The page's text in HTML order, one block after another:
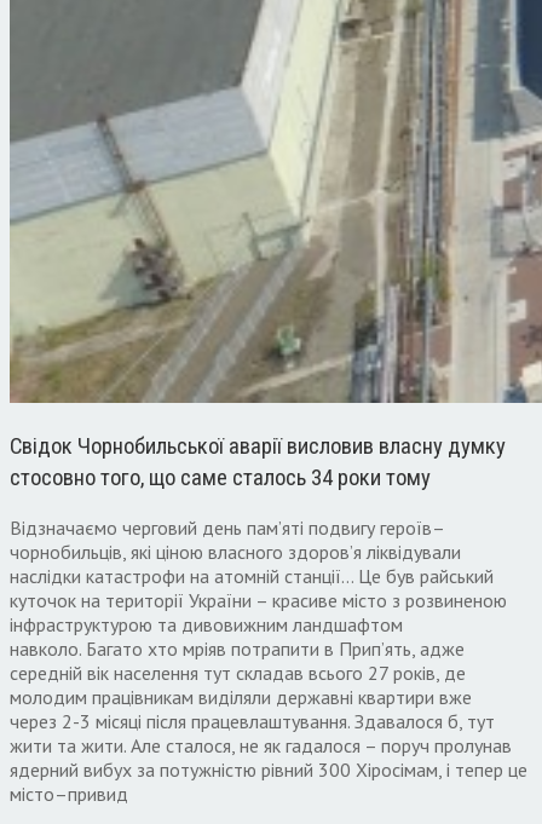
Свідок Чорнобильської аварії висловив власну думку
стосовно того, що саме сталось 34 роки тому
Відзначаємо черговий день пам’яті подвигу героїв–
чорнобильців, які ціною власного здоров’я ліквідували
наслідки катастрофи на атомній станції… Це був райський
куточок на території України – красиве місто з розвиненою
інфраструктурою та дивовижним ландшафтом
навколо. Багато хто мріяв потрапити в Прип’ять, адже
середній вік населення тут складав всього 27 років, де
молодим працівникам виділяли державні квартири вже
через 2-3 місяці після працевлаштування. Здавалося б, тут
жити та жити. Але сталося, не як гадалося – поруч пролунав
ядерний вибух за потужністю рівний 300 Хіросімам, і тепер це
місто–привид